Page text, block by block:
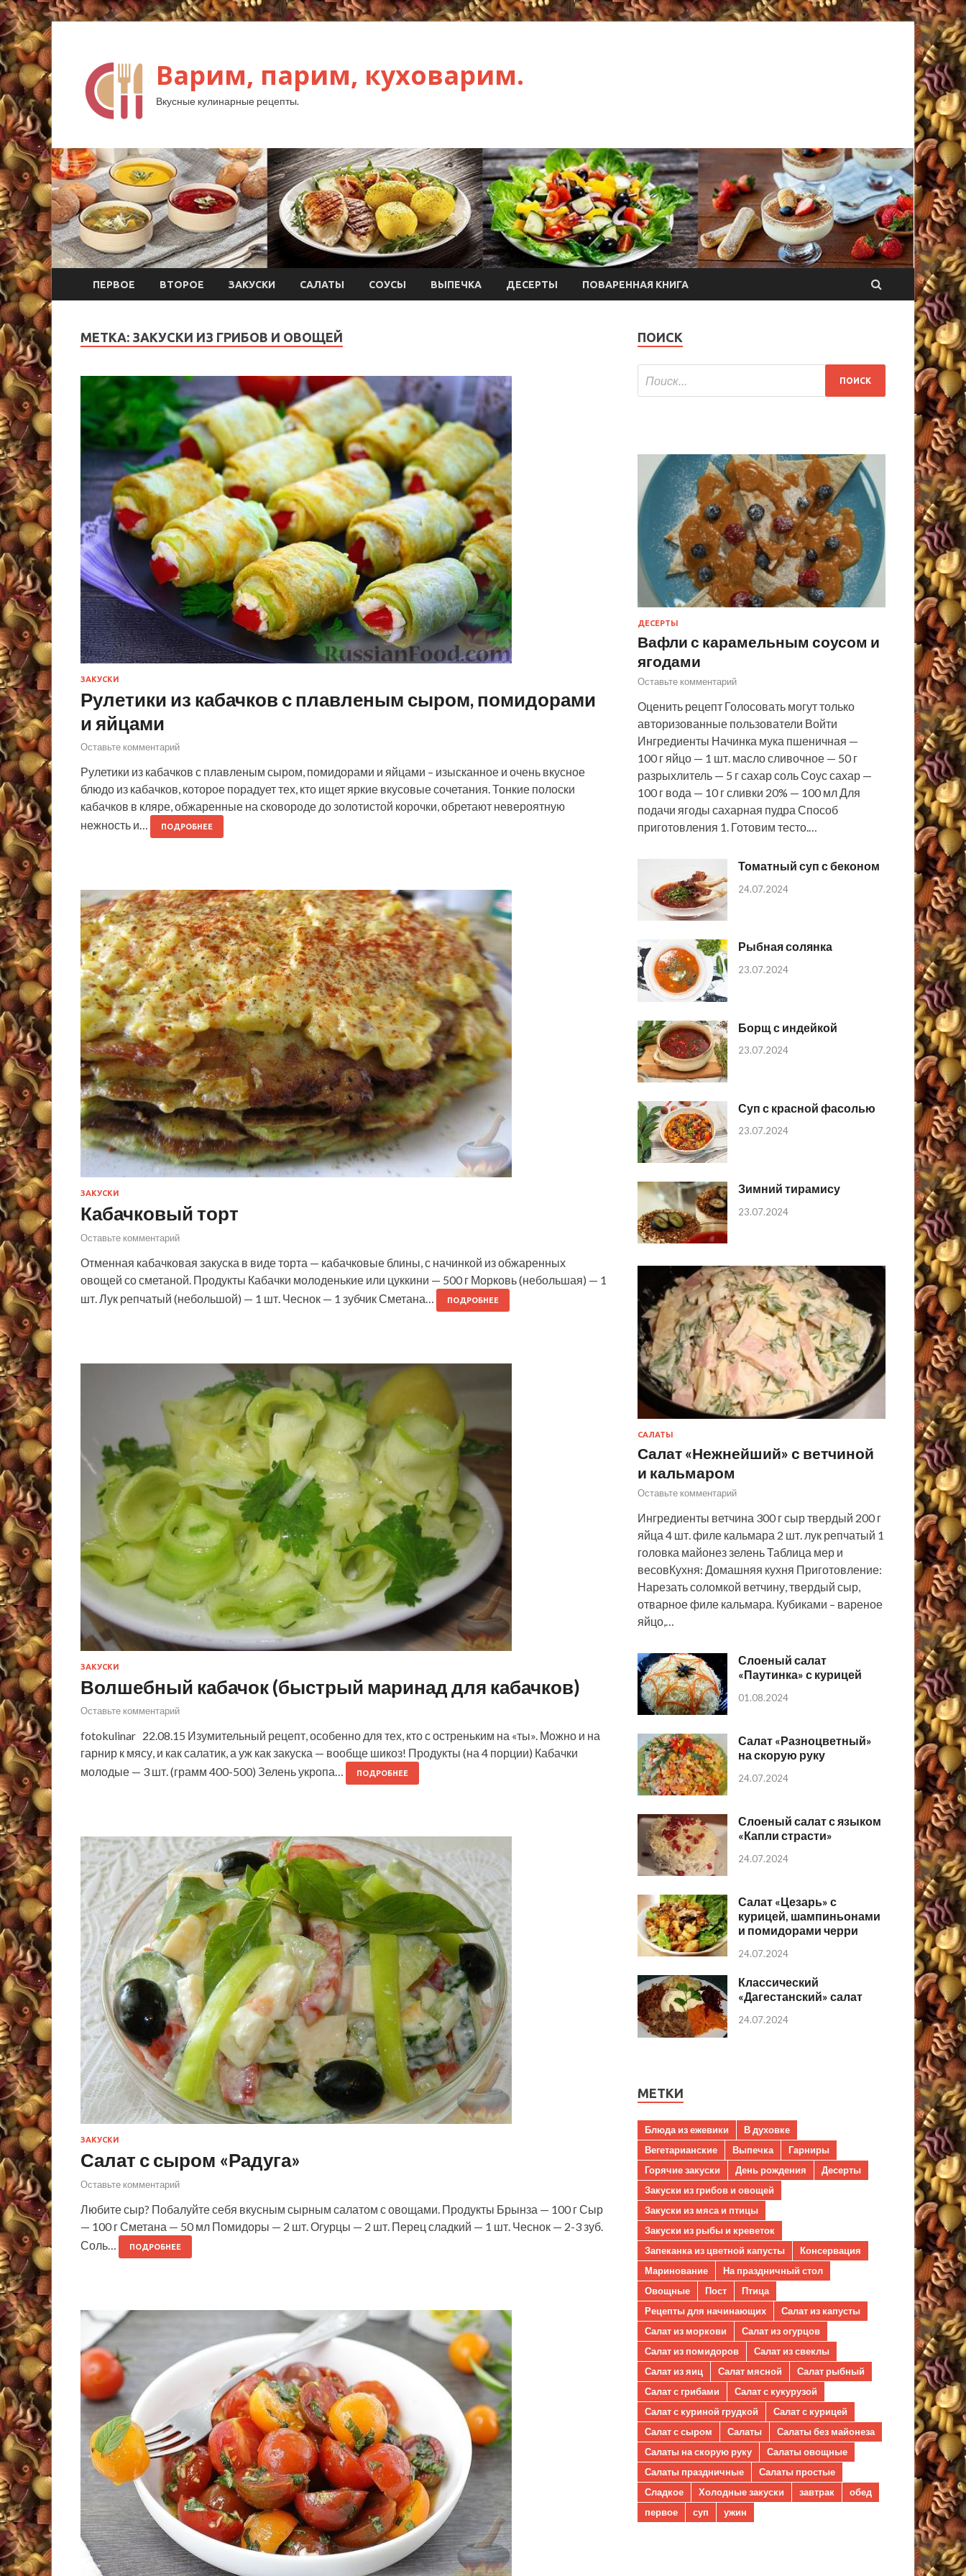
Варим, парим, куховарим.
Вкусные кулинарные рецепты.
ПЕРВОЕ ВТОРОЕ ЗАКУСКИ САЛАТЫ СОУСЫ ВЫПЕЧКА ДЕСЕРТЫ ПОВАРЕННАЯ КНИГА
МЕТКА: ЗАКУСКИ ИЗ ГРИБОВ И ОВОЩЕЙ
ЗАКУСКИ
Рулетики из кабачков с плавленым сыром, помидорами
и яйцами
Оставьте комментарий
Рулетики из кабачков с плавленым сыром, помидорами и яйцами – изысканное и очень вкусное
блюдо из кабачков, которое порадует тех, кто ищет яркие вкусовые сочетания. Тонкие полоски
кабачков в кляре, обжаренные на сковороде до золотистой корочки, обретают невероятную
нежность и…
ПОДРОБНЕЕ
ЗАКУСКИ
Кабачковый торт
Оставьте комментарий
Отменная кабачковая закуска в виде торта — кабачковые блины, с начинкой из обжаренных
овощей со сметаной. Продукты Кабачки молоденькие или цуккини — 500 г Морковь (небольшая) — 1
шт. Лук репчатый (небольшой) — 1 шт. Чеснок — 1 зубчик Сметана…
ПОДРОБНЕЕ
ЗАКУСКИ
Волшебный кабачок (быстрый маринад для кабачков)
Оставьте комментарий
fotokulinar 22.08.15 Изумительный рецепт, особенно для тех, кто с остреньким на «ты». Можно и на
гарнир к мясу, и как салатик, а уж как закуска — вообще шикоз! Продукты (на 4 порции) Кабачки
молодые — 3 шт. (грамм 400-500) Зелень укропа…
ПОДРОБНЕЕ
ЗАКУСКИ
Салат с сыром «Радуга»
Оставьте комментарий
Любите сыр? Побалуйте себя вкусным сырным салатом с овощами. Продукты Брынза — 100 г Сыр
— 100 г Сметана — 50 мл Помидоры — 2 шт. Огурцы — 2 шт. Перец сладкий — 1 шт. Чеснок — 2-3 зуб.
Соль…
ПОДРОБНЕЕ
ПОИСК
ДЕСЕРТЫ
Вафли с карамельным соусом и
ягодами
Оставьте комментарий
Оценить рецепт Голосовать могут только
авторизованные пользователи Войти
Ингредиенты Начинка мука пшеничная —
100 г яйцо — 1 шт. масло сливочное — 50 г
разрыхлитель — 5 г сахар соль Соус сахар —
100 г вода — 10 г сливки 20% — 100 мл Для
подачи ягоды сахарная пудра Способ
приготовления 1. Готовим тесто.…
Томатный суп с беконом
24.07.2024
Рыбная солянка
23.07.2024
Борщ с индейкой
23.07.2024
Суп с красной фасолью
23.07.2024
Зимний тирамису
23.07.2024
САЛАТЫ
Салат «Нежнейший» с ветчиной
и кальмаром
Оставьте комментарий
Ингредиенты ветчина 300 г сыр твердый 200 г
яйца 4 шт. филе кальмара 2 шт. лук репчатый 1
головка майонез зелень Таблица мер и
весовКухня: Домашняя кухня Приготовление:
Нарезать соломкой ветчину, твердый сыр,
отварное филе кальмара. Кубиками – вареное
яйцо,…
Слоеный салат
«Паутинка» с курицей
01.08.2024
Салат «Разноцветный»
на скорую руку
24.07.2024
Слоеный салат с языком
«Капли страсти»
24.07.2024
Салат «Цезарь» с
курицей, шампиньонами
и помидорами черри
24.07.2024
Классический
«Дагестанский» салат
24.07.2024
МЕТКИ
Блюда из ежевики
В духовке
Вегетарианские
Выпечка
Гарниры
Горячие закуски
День рождения
Десерты
Закуски из грибов и овощей
Закуски из мяса и птицы
Закуски из рыбы и креветок
Запеканка из цветной капусты
Консервация
Маринование
На праздничный стол
Овощные
Пост
Птица
Рецепты для начинающих
Салат из капусты
Салат из моркови
Салат из огурцов
Салат из помидоров
Салат из свеклы
Салат из яиц
Салат мясной
Салат рыбный
Салат с грибами
Салат с кукурузой
Салат с куриной грудкой
Салат с курицей
Салат с сыром
Салаты
Салаты без майонеза
Салаты на скорую руку
Салаты овощные
Салаты праздничные
Салаты простые
Сладкое
Холодные закуски завтрак
обед
первое
суп ужин